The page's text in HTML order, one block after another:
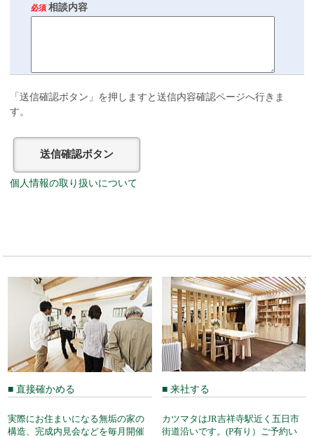
必須相談内容
「送信確認ボタン」を押しますと送信内容確認ページへ行きま
す。
個人情報の取り扱いについて
■ 直接確かめる
実際にお住まいになる無垢の家の
構造、完成内見会などを毎月開催
■ 来社する
カツマタはJR吉祥寺駅近く五日市
街道沿いです。(P有り）ご予約い